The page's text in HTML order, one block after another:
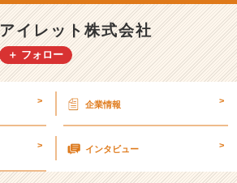
敗
か
学
功
☆
アイレット株式会社
＋ フォロー
> 企業情報 >
> インタビュー >